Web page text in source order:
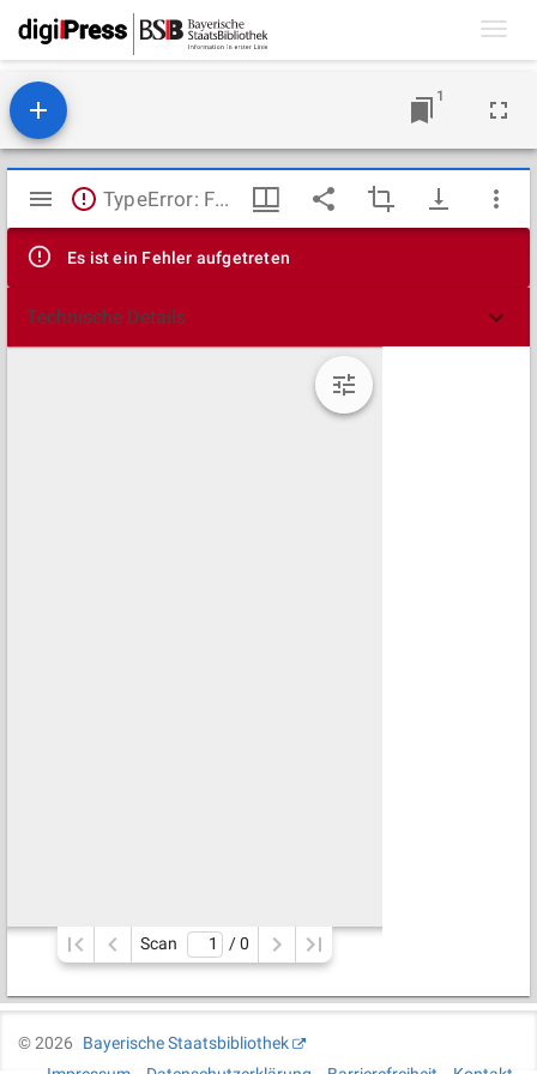
1
Mirador
Viewer
TypeError: Failed to fetch
Es ist ein Fehler aufgetreten
Technische Details
Scan / 0
©2026
Bayerische Staatsbibliothek